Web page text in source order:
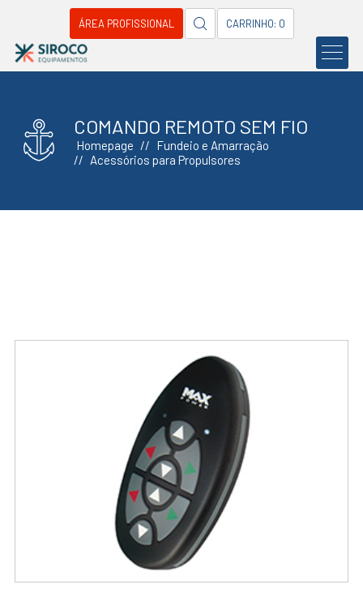
ÁREA PROFISSIONAL CARRINHO: 0
COMANDO REMOTO SEM FIO
Homepage
Fundeio e Amarração
Acessórios para Propulsores